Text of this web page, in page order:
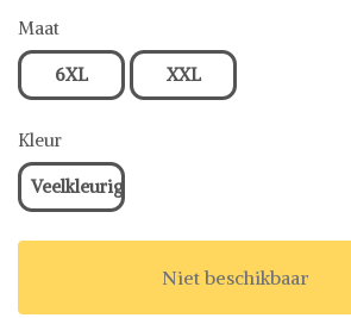
Maat
6XL XXL
Kleur
Veelkleurig
Niet beschikbaar